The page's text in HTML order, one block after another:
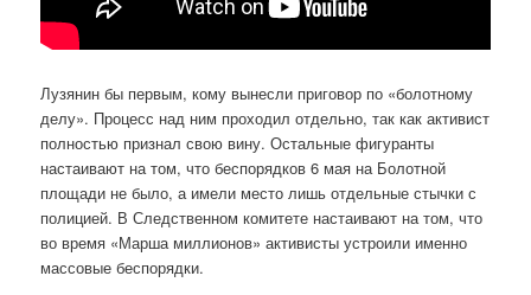
Лузянин бы первым, кому вынесли приговор по «болотному
делу». Процесс над ним проходил отдельно, так как активист
полностью признал свою вину. Остальные фигуранты
настаивают на том, что беспорядков 6 мая на Болотной
площади не было, а имели место лишь отдельные стычки с
полицией. В Следственном комитете настаивают на том, что
во время «Марша миллионов» активисты устроили именно
массовые беспорядки.